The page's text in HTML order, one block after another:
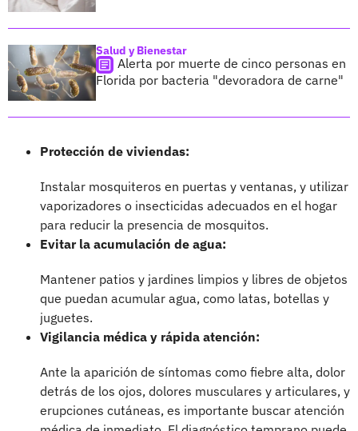
Salud y Bienestar
Alerta por muerte de cinco personas en
Florida por bacteria "devoradora de carne"
Protección de viviendas:
Instalar mosquiteros en puertas y ventanas, y utilizar
vaporizadores o insecticidas adecuados en el hogar
para reducir la presencia de mosquitos.
Evitar la acumulación de agua:
Mantener patios y jardines limpios y libres de objetos
que puedan acumular agua, como latas, botellas y
juguetes.
Vigilancia médica y rápida atención:
Ante la aparición de síntomas como fiebre alta, dolor
detrás de los ojos, dolores musculares y articulares, y
erupciones cutáneas, es importante buscar atención